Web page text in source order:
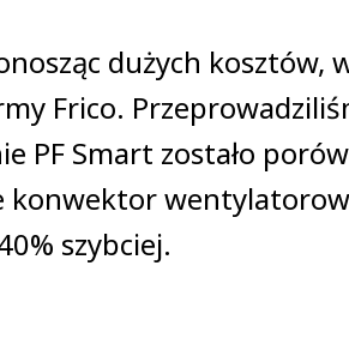
dużych kosztów,
Frico.
PF Smart zostało
konwektor
szybciej.